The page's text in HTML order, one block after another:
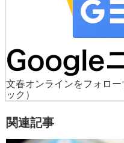
文春オンラインをフォロー
ック）
関連記事